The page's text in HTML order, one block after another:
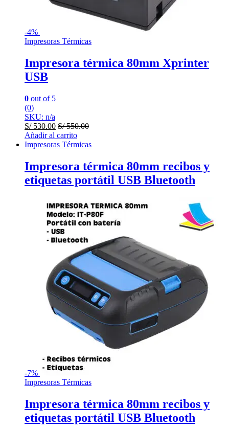
-4%
Impresoras Térmicas
Impresora térmica 80mm Xprinter
USB
0 out of 5
(0)
SKU: n/a
S/530.00 S/550.00
Añadir al carrito
Impresoras Térmicas
Impresora térmica 80mm recibos y
etiquetas portátil USB Bluetooth
-7%
Impresoras Térmicas
Impresora térmica 80mm recibos y
etiquetas portátil USB Bluetooth